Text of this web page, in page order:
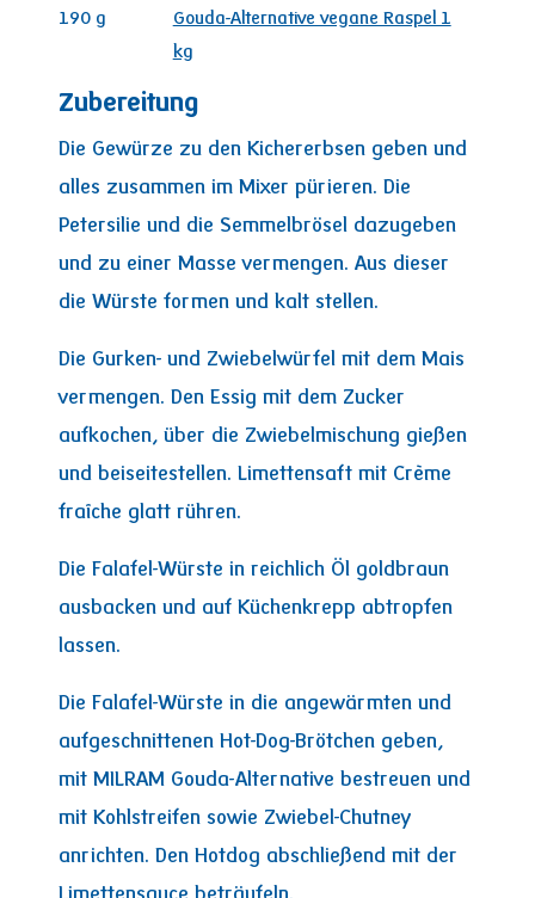
190 g
Gouda-Alternative vegane Raspel 1
kg
Zubereitung
Die Gewürze zu den Kichererbsen geben und
alles zusammen im Mixer pürieren. Die
Petersilie und die Semmelbrösel dazugeben
und zu einer Masse vermengen. Aus dieser
die Würste formen und kalt stellen.
Die Gurken- und Zwiebelwürfel mit dem Mais
vermengen. Den Essig mit dem Zucker
aufkochen, über die Zwiebelmischung gießen
und beiseitestellen. Limettensaft mit Crème
fraîche glatt rühren.
Die Falafel-Würste in reichlich Öl goldbraun
ausbacken und auf Küchenkrepp abtropfen
lassen.
Die Falafel-Würste in die angewärmten und
aufgeschnittenen Hot-Dog-Brötchen geben,
mit MILRAM Gouda-Alternative bestreuen und
mit Kohlstreifen sowie Zwiebel-Chutney
anrichten. Den Hotdog abschließend mit der